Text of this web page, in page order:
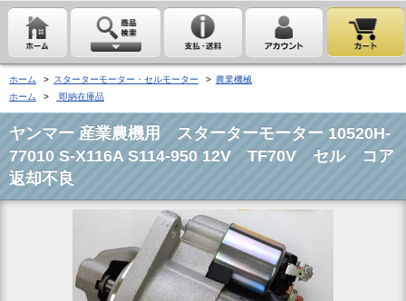
ホーム > スターターモーター・セルモーター > 農業機械
ホーム
> 即納在庫品
ヤンマー 産業農機用 スターターモーター 10520H-
77010 S-X116A S114-950 12V TF70V セル コア
返却不良